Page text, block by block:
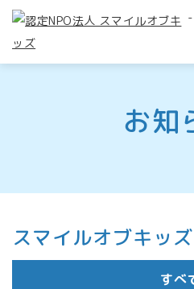
-
お知
スマイルオブキッ
すべ